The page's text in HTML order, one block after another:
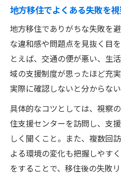
ツ
移住視察後のフォロ
ける
移住現地視察とセン
ト
生活費の現実が見える移
移住現地視察で生活
移住で気になる家賃
査
移住後の家計負担を
地方移住でよくある失敗を
地方移住でありがちな失敗を
な違和感や問題点を見抜く目
とえば、交通の便が悪い、生
域の支援制度が思ったほど充
実際に確認しないと分からない
具体的なコツとしては、視察
住支援センターを訪問し、支
しく聞くこと。また、複数回
よる環境の変化も把握しやす
をすることで、移住後の失敗